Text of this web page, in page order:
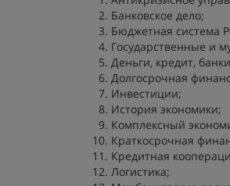
Банковское дело;
Бюджетная система
Государственные и
Деньги, кредит,
Долгосрочная
Инвестиции;
История экономики;
Комплексный
Краткосрочная
Кредитная
Логистика;